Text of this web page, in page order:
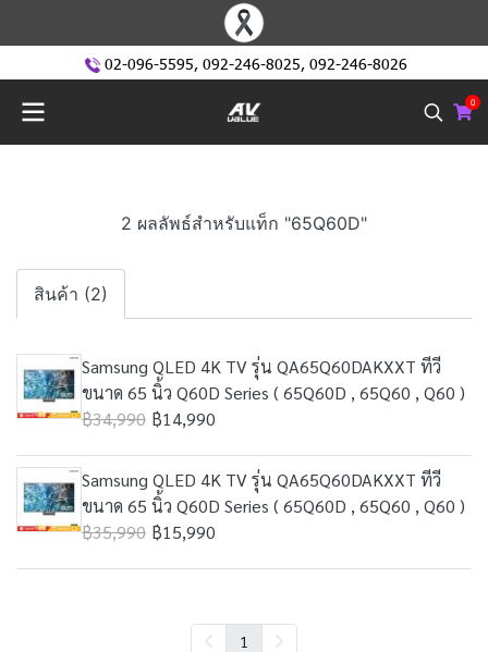
02-096-5595, 092-246-8025, 092-246-8026
0
2 ผลลัพธ์สำหรับแท็ก "65Q60D"
สินค้า (2)
Samsung QLED 4K TV รุ่น QA65Q60DAKXXT ทีวี
ขนาด 65 นิ้ว Q60D Series ( 65Q60D , 65Q60 , Q60 )
฿34,990 ฿14,990
Samsung QLED 4K TV รุ่น QA65Q60DAKXXT ทีวี
ขนาด 65 นิ้ว Q60D Series ( 65Q60D , 65Q60 , Q60 )
฿35,990 ฿15,990
1